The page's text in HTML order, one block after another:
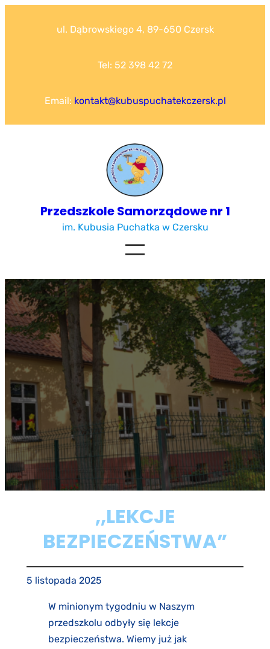
ul. Dąbrowskiego 4, 89-650 Czersk
Tel: 52 398 42 72
Email: kontakt@kubuspuchatekczersk.pl
Przedszkole Samorządowe nr 1
im. Kubusia Puchatka w Czersku
,,LEKCJE
BEZPIECZEŃSTWA”
5 listopada 2025
W minionym tygodniu w Naszym
przedszkolu odbyły się lekcje
bezpieczeństwa. Wiemy już jak